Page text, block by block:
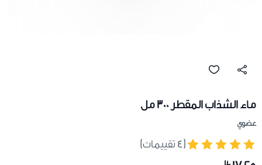
ماء الشذاب المقطر 300 مل
عضوي
(٤ تقييمات)